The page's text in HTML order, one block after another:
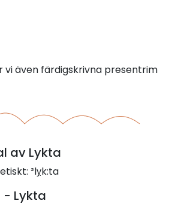
vi även färdigskrivna presentrim
av Lykta
²lỵk:ta
- Lykta